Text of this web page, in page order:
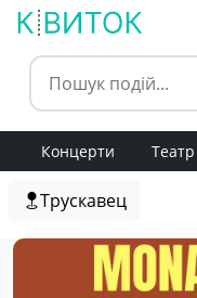
Концерти Театр
Трускавец